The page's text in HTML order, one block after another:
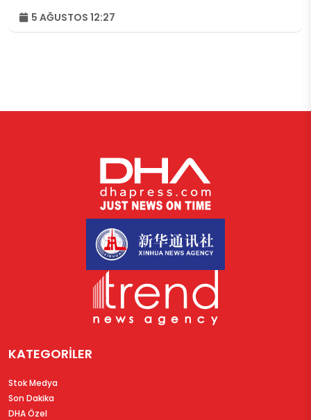
5 AĞUSTOS 12:27
KATEGORİLER
Stok Medya
Son Dakika
DHA Özel